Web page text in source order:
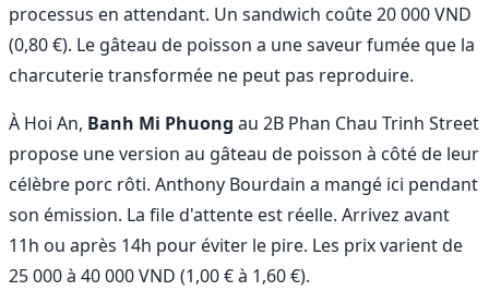
processus en attendant. Un sandwich coûte 20 000 VND
(0,80 €). Le gâteau de poisson a une saveur fumée que la
charcuterie transformée ne peut pas reproduire.
À Hoi An, Banh Mi Phuong au 2B Phan Chau Trinh Street
propose une version au gâteau de poisson à côté de leur
célèbre porc rôti. Anthony Bourdain a mangé ici pendant
son émission. La file d'attente est réelle. Arrivez avant
11h ou après 14h pour éviter le pire. Les prix varient de
25 000 à 40 000 VND (1,00 € à 1,60 €).